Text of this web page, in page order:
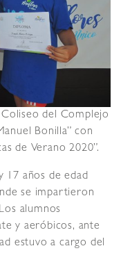
del Complejo
Bonilla” con
de Verano 2020”.
17 años de edad
se impartieron
alumnos
y aeróbicos, ante
estuvo a cargo del